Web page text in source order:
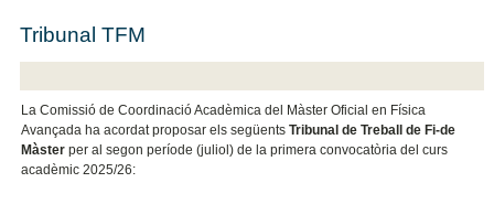
Tribunal TFM
La Comissió de Coordinació Acadèmica del Màster Oficial en Física
Avançada ha acordat proposar els següentsTribunal de Treball de Fi-de
Màsterper al segon període (juliol) de la primera convocatòria del curs
acadèmic 2025/26: